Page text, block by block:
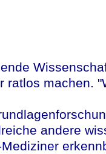
als
die
ratlos machen.
andere